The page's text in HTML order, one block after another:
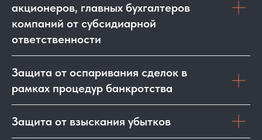
акционеров, главных бухгалтеров
компаний от субсидиарной
ответственности
Защита от оспаривания сделок в
рамках процедур банкротства
Защита от взыскания убытков